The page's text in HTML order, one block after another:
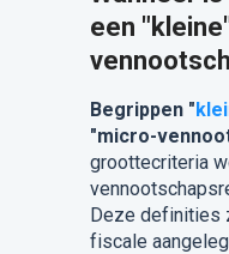
een
Begrippen "
"micro-
groottecriteria
Deze definities
fiscale